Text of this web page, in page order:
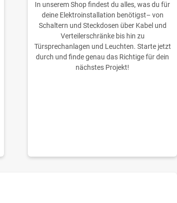
In unserem Shop findest du alles, was du für
deine Elektroinstallation benötigst– von
Schaltern und Steckdosen über Kabel und
Verteilerschränke bis hin zu
Türsprechanlagen und Leuchten. Starte jetzt
durch und finde genau das Richtige für dein
nächstes Projekt!